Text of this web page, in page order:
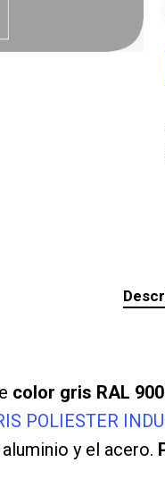
color gris RAL
POLIESTER
y el acero.